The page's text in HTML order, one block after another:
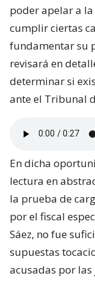
poder apelar a
cumplir ciertas
fundamentar su
revisará en
determinar si
ante el Tribunal
En dicha
lectura en
la prueba de
por el fiscal
Sáez, no fue
supuestas
acusadas por las